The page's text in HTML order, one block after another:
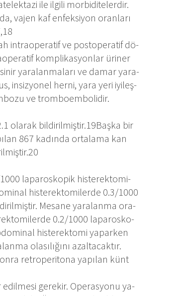
ile il­gi­li mor­bi­di­te­ler­dir.
va­jen kaf en­fek­si­yon oran­la­rı
in­tra­ope­ra­tif ve pos­to­pe­ra­tif dö­
komp­li­kas­yon­lar üri­ner
ya­ra­lan­ma­la­rı ve da­mar ya­ra­
in­siz­yo­nel her­ni, ya­ra ye­ri iyi­leş­
ve trom­boem­bo­li­dir.
ola­rak bil­di­ril­miş­tir.19Baş­ka bir
867 ka­dın­da or­ta­la­ma kan
la­pa­ros­ko­pik his­te­rek­to­mi­
his­te­rek­to­mi­ler­de 0.3/1000
Me­sa­ne ya­ra­lan­ma ora­
0.2/1000 la­pa­ros­ko­
his­te­rek­to­mi ya­par­ken
ola­sı­lı­ğı­nı azal­ta­cak­tır.
ret­ro­pe­ri­to­na ya­pı­lan künt
ge­re­kir. Ope­ras­yo­nu ya­